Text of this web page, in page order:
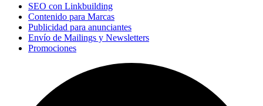
SEO con Linkbuilding
Contenido para Marcas
Publicidad para anunciantes
Envío de Mailings y Newsletters
Promociones